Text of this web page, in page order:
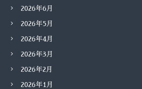
2026年6月
2026年5月
2026年4月
2026年3月
2026年2月
2026年1月